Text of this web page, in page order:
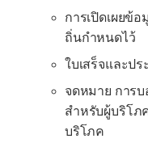
การเปิดเผยข้
ถิ่นกำหนดไว้
ใบเสร็จและป
จดหมาย การบ
สำหรับผู้บริโภ
บริโภค